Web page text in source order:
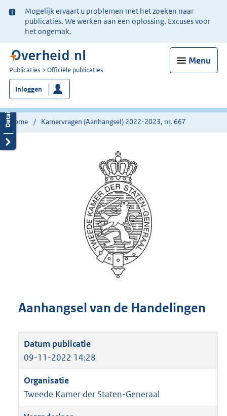
Ter
informatie:
Mogelijk ervaart u problemen met het zoeken naar
publicaties. We werken aan een oplossing. Excuses voor
het ongemak.
Menu
U
bent
nu
hier:
Publicaties Officiële publicaties
Inloggen
Home Kamervragen (Aanhangsel) 2022-2023, nr. 667
Aanhangsel van de Handelingen
09-11-2022 14:28
Tweede Kamer der Staten-Generaal